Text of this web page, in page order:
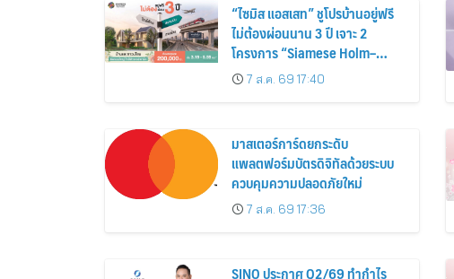
“ไซมิส แอสเสท” ชูโปรบ้านอยู่ฟรี
ไม่ต้องผ่อนนาน 3 ปี เจาะ 2
โครงการ “Siamese Holm–
Siamese Blossom” พร้อม
ส่วนลดและสิทธิพิเศษถึง 31
7 ส.ค. 69 17:40
มาสเตอร์การ์ดยกระดับ
แพลตฟอร์มบัตรดิจิทัลด้วยระบบ
ควบคุมความปลอดภัยใหม่
7 ส.ค. 69 17:36
SINO ประกาศ Q2/69 ทำกำไร